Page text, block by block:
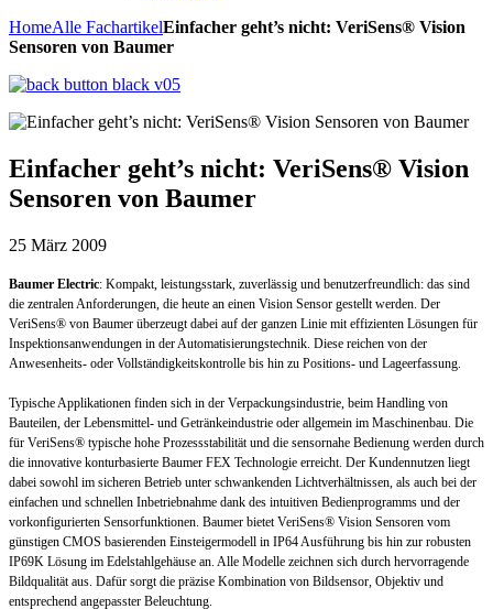
HomeAlle FachartikelEinfacher geht’s nicht: VeriSens® Vision
Sensoren von Baumer
Einfacher geht’s nicht: VeriSens® Vision
Sensoren von Baumer
25 März 2009
Baumer Electric: Kompakt, leistungsstark, zuverlässig und benutzerfreundlich: das sind
die zentralen Anforderungen, die heute an einen Vision Sensor gestellt werden. Der
VeriSens® von Baumer überzeugt dabei auf der ganzen Linie mit effizienten Lösungen für
Inspektionsanwendungen in der Automatisierungstechnik. Diese reichen von der
Anwesenheits- oder Vollständigkeitskontrolle bis hin zu Positions- und Lageerfassung.
Typische Applikationen finden sich in der Verpackungsindustrie, beim Handling von
Bauteilen, der Lebensmittel- und Getränkeindustrie oder allgemein im Maschinenbau. Die
für VeriSens® typische hohe Prozessstabilität und die sensornahe Bedienung werden durch
die innovative konturbasierte Baumer FEX Technologie erreicht. Der Kundennutzen liegt
dabei sowohl im sicheren Betrieb unter schwankenden Lichtverhältnissen, als auch bei der
einfachen und schnellen Inbetriebnahme dank des intuitiven Bedienprogramms und der
vorkonfigurierten Sensorfunktionen. Baumer bietet VeriSens® Vision Sensoren vom
günstigen CMOS basierenden Einsteigermodell in IP64 Ausführung bis hin zur robusten
IP69K Lösung im Edelstahlgehäuse an. Alle Modelle zeichnen sich durch hervorragende
Bildqualität aus. Dafür sorgt die präzise Kombination von Bildsensor, Objektiv und
entsprechend angepasster Beleuchtung.